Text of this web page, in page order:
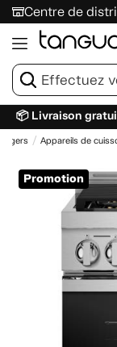
Centre de
📦 Livraison
Appareils de
Promotion